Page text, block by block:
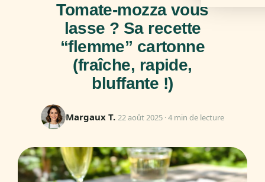
Tomate-mozza vous
lasse ? Sa recette
“flemme” cartonne
(fraîche, rapide,
bluffante !)
Margaux T. 22 août 2025 · 4 min de lecture